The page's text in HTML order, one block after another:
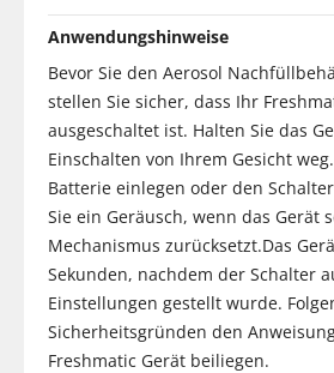
Anwendungshinweise
Bevor Sie den Aerosol
stellen Sie sicher, dass Ihr
ausgeschaltet ist. Halten Sie das
Einschalten von Ihrem Gesicht
Batterie einlegen oder den
Sie ein Geräusch, wenn das Gerät
Mechanismus zurücksetzt.Das
Sekunden, nachdem der Schalter
Einstellungen gestellt wurde.
Sicherheitsgründen den
Freshmatic Gerät beiliegen.